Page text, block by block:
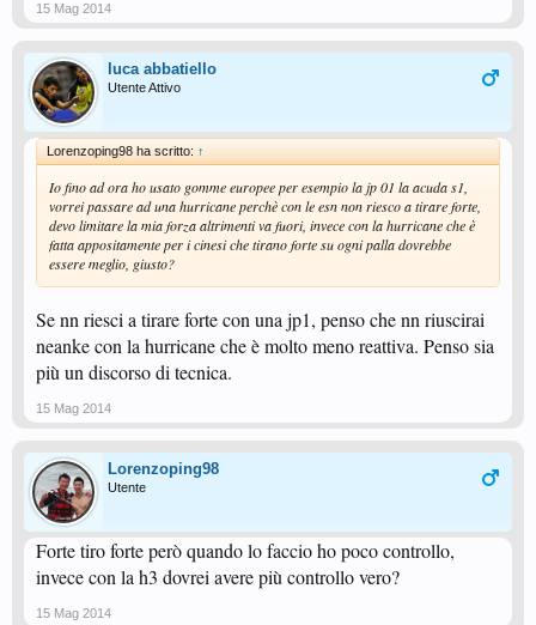
15 Mag 2014
luca abbatiello
Utente Attivo
Lorenzoping98 ha scritto: ↑
Io fino ad ora ho usato gomme europee per esempio la jp 01 la acuda s1,
vorrei passare ad una hurricane perchè con le esn non riesco a tirare forte,
devo limitare la mia forza altrimenti va fuori, invece con la hurricane che è
fatta appositamente per i cinesi che tirano forte su ogni palla dovrebbe
essere meglio, giusto?
Se nn riesci a tirare forte con una jp1, penso che nn riuscirai
neanke con la hurricane che è molto meno reattiva. Penso sia
più un discorso di tecnica.
15 Mag 2014
Lorenzoping98
Utente
Forte tiro forte però quando lo faccio ho poco controllo,
invece con la h3 dovrei avere più controllo vero?
15 Mag 2014